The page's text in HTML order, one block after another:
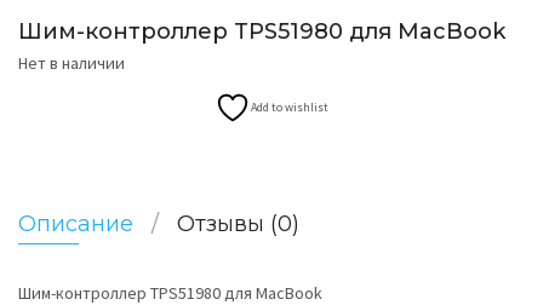
Шим-контроллер TPS51980 для MacBook
Нет в наличии
Add to wishlist
Описание Отзывы (0)
Шим-контроллер TPS51980 для MacBook